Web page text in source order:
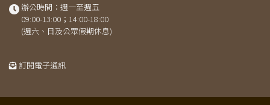
辦公時間：週一至週五
09:00-13:00；14:00-18:00
(週六、日及公眾假期休息)
訂閱電子通訊